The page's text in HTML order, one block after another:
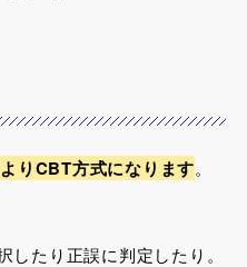
りCBT方式になります。
たり正誤に判定したり。